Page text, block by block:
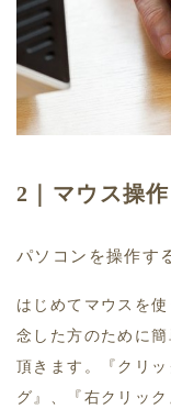
2｜マウス操作
パソコンを操作す
はじめてマウスを
念した方のために
頂きます。『クリ
グ』、『右クリッ